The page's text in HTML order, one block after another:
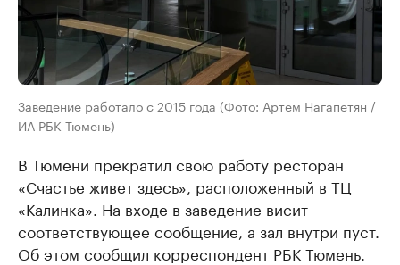
Заведение работало с 2015 года (Фото: Артем Нагапетян /
ИА РБК Тюмень)
В Тюмени прекратил свою работу ресторан
«Счастье живет здесь», расположенный в ТЦ
«Калинка». На входе в заведение висит
соответствующее сообщение, а зал внутри пуст.
Об этом сообщил корреспондент РБК Тюмень.